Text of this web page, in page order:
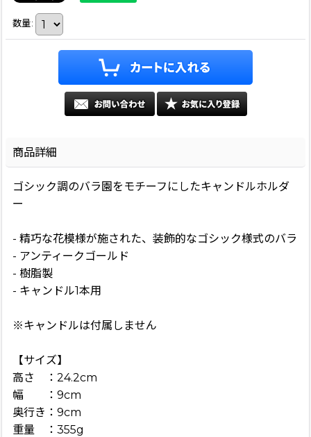
数量:
商品詳細
ゴシック調のバラ園をモチーフにしたキャンドルホルダ
ー
- 精巧な花模様が施された、装飾的なゴシック様式のバラ
- アンティークゴールド
- 樹脂製
- キャンドル1本用
※キャンドルは付属しません
【サイズ】
高さ ：24.2cm
幅 ：9cm
奥行き：9cm
重量 ：355g